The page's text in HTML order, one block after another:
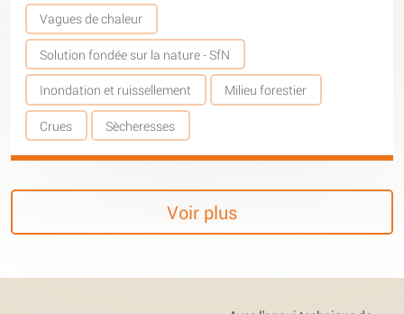
Vagues de chaleur
Solution fondée sur la nature - SfN
Inondation et ruissellement Milieu forestier
Crues Sècheresses
Voir plus